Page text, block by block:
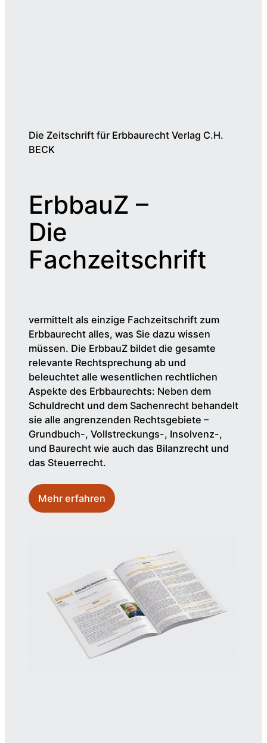
Die Zeitschrift für Erbbaurecht Verlag C.H.
BECK
ErbbauZ –
Die
Fachzeitschrift
vermittelt als einzige Fachzeitschrift zum
Erbbaurecht alles, was Sie dazu wissen
müssen. Die ErbbauZ bildet die gesamte
relevante Rechtsprechung ab und
beleuchtet alle wesentlichen rechtlichen
Aspekte des Erbbaurechts: Neben dem
Schuldrecht und dem Sachenrecht behandelt
sie alle angrenzenden Rechtsgebiete –
Grundbuch-, Vollstreckungs-, Insolvenz-,
und Baurecht wie auch das Bilanzrecht und
das Steuerrecht.
Mehr erfahren